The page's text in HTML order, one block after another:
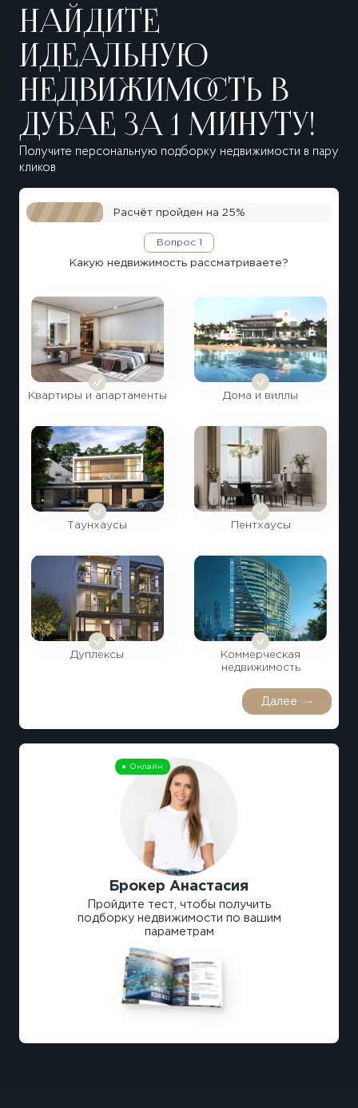
НАЙДИТЕ
ИДЕАЛЬНУЮ
НЕДВИЖИМОСТЬ В
ДУБАЕ ЗА 1 МИНУТУ!
Получите персональную подборку недвижимости в пару
кликов
Расчёт пройден на 25%
Вопрос 1
Какую недвижимость рассматриваете?
Квартиры и апартаменты Дома и виллы
Таунхаусы Пентхаусы
Дуплексы
Коммерческая
недвижимость
Далее
Онлайн
Брокер Анастасия
Пройдите тест, чтобы получить
подборку недвижимости по вашим
параметрам